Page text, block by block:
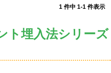
1 件中 1-1 件表示
ト埋入法シリーズ